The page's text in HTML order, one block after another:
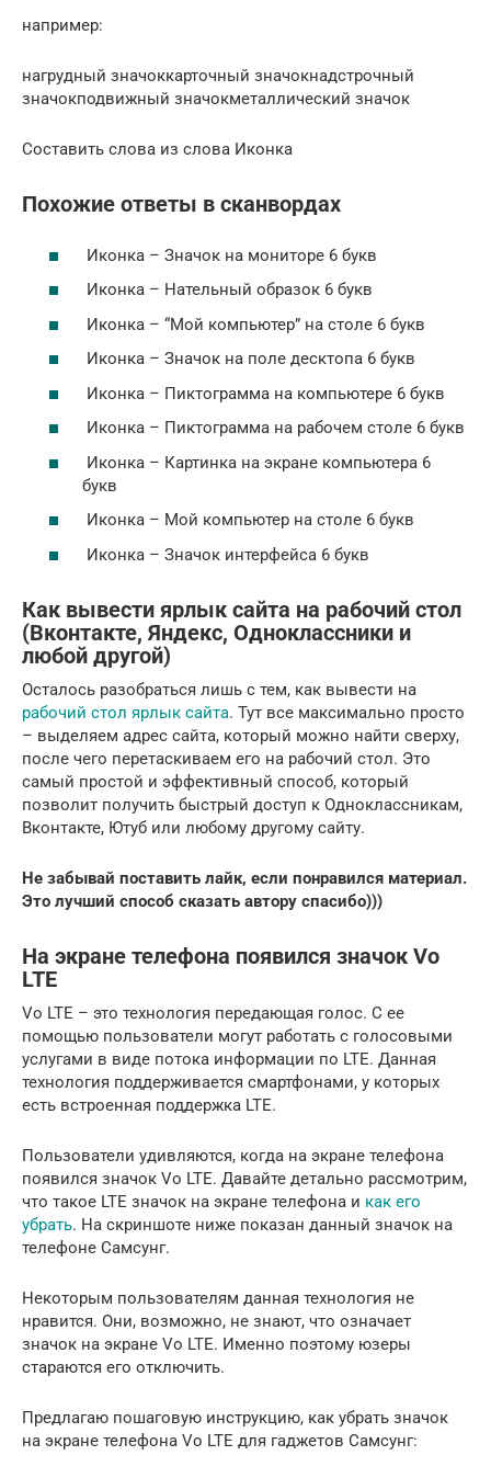
например:
нагрудный значоккарточный значокнадстрочный
значокподвижный значокметаллический значок
Составить слова из слова Иконка
Похожие ответы в сканвордах
Иконка – Значок на мониторе 6 букв
Иконка – Нательный образок 6 букв
Иконка – “Мой компьютер” на столе 6 букв
Иконка – Значок на поле десктопа 6 букв
Иконка – Пиктограмма на компьютере 6 букв
Иконка – Пиктограмма на рабочем столе 6 букв
Иконка – Картинка на экране компьютера 6
букв
Иконка – Мой компьютер на столе 6 букв
Иконка – Значок интерфейса 6 букв
Как вывести ярлык сайта на рабочий стол
(Вконтакте, Яндекс, Одноклассники и
любой другой)
Осталось разобраться лишь с тем, как вывести на
рабочий стол ярлык сайта. Тут все максимально просто
– выделяем адрес сайта, который можно найти сверху,
после чего перетаскиваем его на рабочий стол. Это
самый простой и эффективный способ, который
позволит получить быстрый доступ к Одноклассникам,
Вконтакте, Ютуб или любому другому сайту.
Не забывай поставить лайк, если понравился материал.
Это лучший способ сказать автору спасибо)))
На экране телефона появился значок Vo
LTE
Vo LTE – это технология передающая голос. С ее
помощью пользователи могут работать с голосовыми
услугами в виде потока информации по LTE. Данная
технология поддерживается смартфонами, у которых
есть встроенная поддержка LTE.
Пользователи удивляются, когда на экране телефона
появился значок Vo LTE. Давайте детально рассмотрим,
что такое LTE значок на экране телефона и как его
убрать. На скриншоте ниже показан данный значок на
телефоне Самсунг.
Некоторым пользователям данная технология не
нравится. Они, возможно, не знают, что означает
значок на экране Vo LTE. Именно поэтому юзеры
стараются его отключить.
Предлагаю пошаговую инструкцию, как убрать значок
на экране телефона Vo LTE для гаджетов Самсунг: